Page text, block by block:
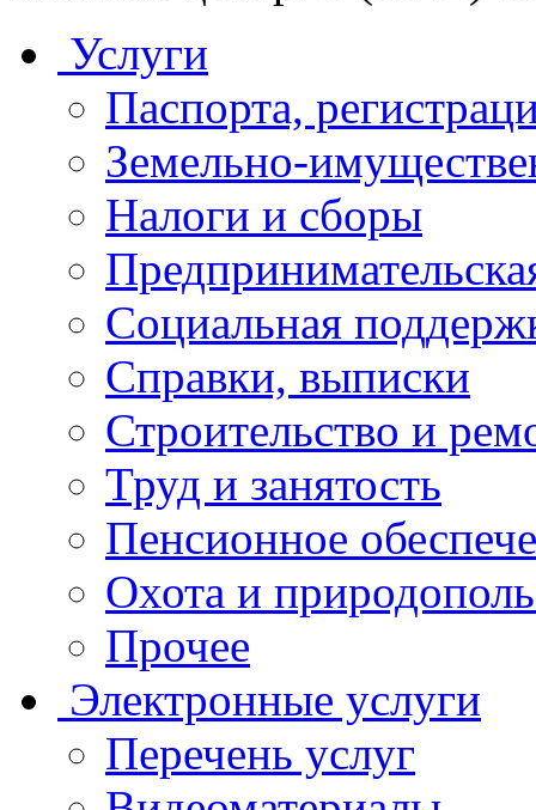
Услуги
Паспорта,
Земельно-
Налоги и сборы
Социальная
Справки, выписки
Строительство и
Труд и занятость
Пенсионное
Охота и
Прочее
Электронные услуги
Перечень услуг